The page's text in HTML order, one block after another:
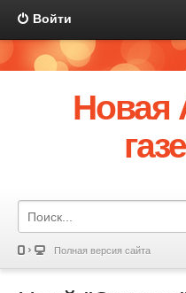
Войти
Новая
Полная версия сайта